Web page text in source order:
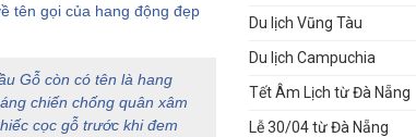
tên gọi của hang động đẹp
Gỗ còn có tên là hang
chiến chống quân xâm
cọc gỗ trước khi đem
Du lịch Vũng Tàu
Du lịch Campuchia
Tết Âm Lịch từ Đà Nẵng
Lễ 30/04 từ Đà Nẵng